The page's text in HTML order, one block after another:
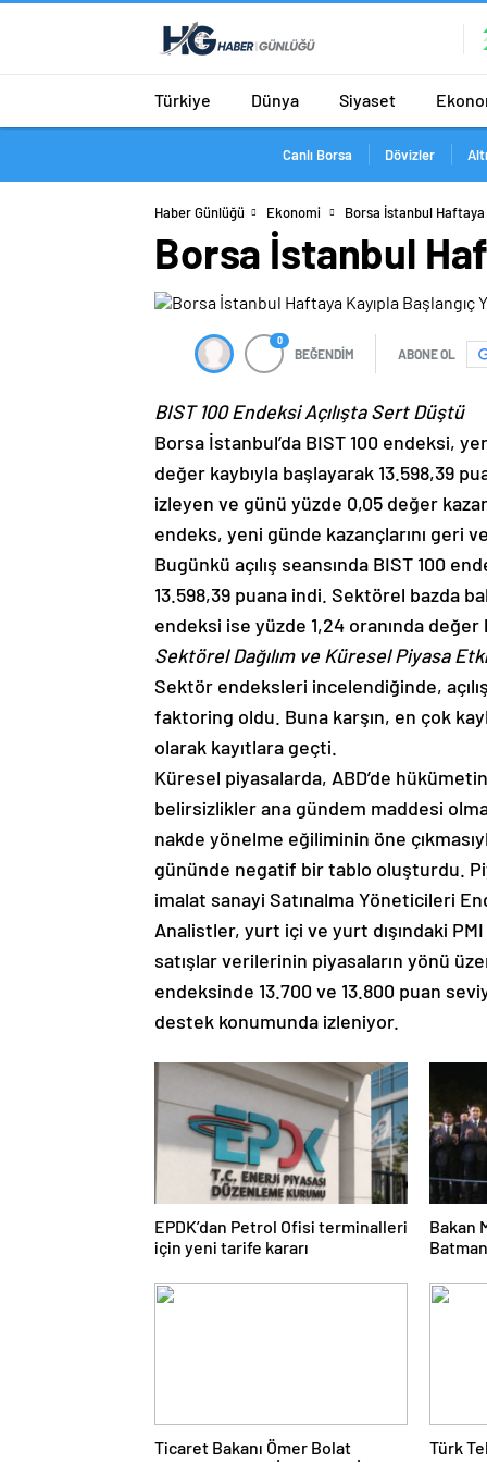
Türkiye Dünya Siyaset
Canlı Borsa Dövizler
Haber Günlüğü Ekonomi Borsa İstanbul Haftaya
Borsa İstanbul
0
BEĞENDİM ABONE OL
BIST 100 Endeksi Açılışta Sert Düştü
Borsa İstanbul’da BIST 100 endeksi,
değer kaybıyla başlayarak 13.598,39
izleyen ve günü yüzde 0,05 değer
endeks, yeni günde kazançlarını geri
Bugünkü açılış seansında BIST 100
13.598,39 puana indi. Sektörel bazda
endeksi ise yüzde 1,24 oranında değer
Sektörel Dağılım ve Küresel Piyasa
Sektör endeksleri incelendiğinde,
faktoring oldu. Buna karşın, en çok
olarak kayıtlara geçti.
Küresel piyasalarda, ABD’de
belirsizlikler ana gündem maddesi
nakde yönelme eğiliminin öne
gününde negatif bir tablo oluşturdu.
imalat sanayi Satınalma Yöneticileri
Analistler, yurt içi ve yurt dışındaki
satışlar verilerinin piyasaların yönü
endeksinde 13.700 ve 13.800 puan
destek konumunda izleniyor.
EPDK’dan Petrol Ofisi terminalleri
için yeni tarife kararı
Bakan
Ticaret Bakanı Ömer Bolat
Türk